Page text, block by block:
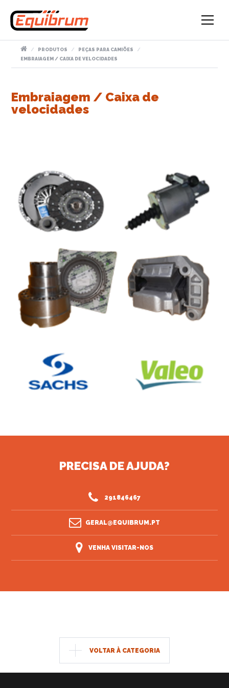
PRODUTOS
PEÇAS PARA CAMIÕES
EMBRAIAGEM / CAIXA DE VELOCIDADES
Embraiagem / Caixa de
velocidades
PRECISA DE AJUDA?
291846467
GERAL@EQUIBRUM.PT
VENHA VISITAR-NOS
VOLTAR À CATEGORIA